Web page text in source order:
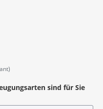
sind für Sie